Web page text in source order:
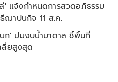
' แจ้งกำหนดการสวดอภิธรรม
ฌาปนกิจ 11 ส.ค.
ก' ปมงบน้ำบาดาล ชี้พื้นที่
ลี่ยสูงสุด